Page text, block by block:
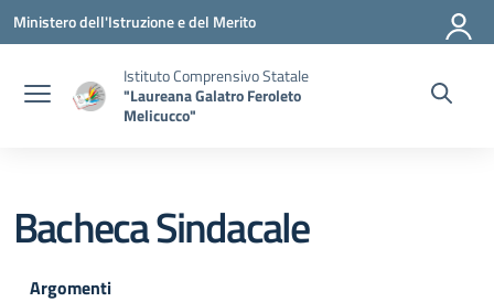
Vai ai contenuti
Vai al menu di navigazione
Vai al footer
Ministero dell'Istruzione e del Merito
Istituto Comprensivo Statale
"Laureana Galatro Feroleto
Melicucco"
Bacheca Sindacale
Argomenti